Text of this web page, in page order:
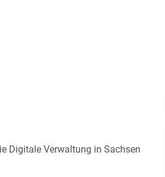
Digitale Verwaltung in Sachsen